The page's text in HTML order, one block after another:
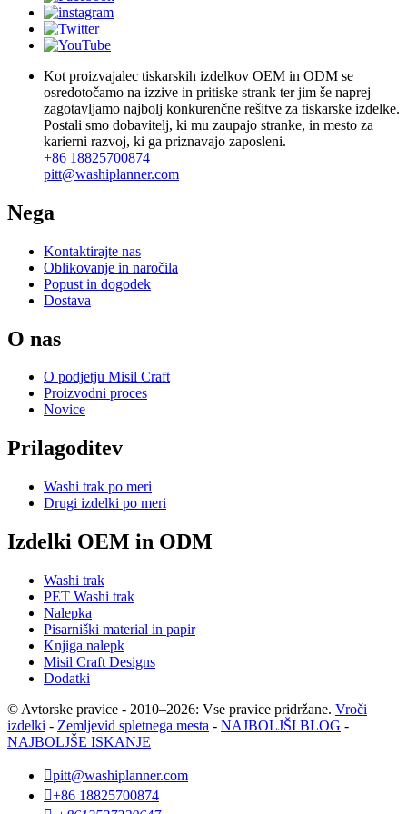
Kot proizvajalec tiskarskih izdelkov OEM in ODM se
osredotočamo na izzive in pritiske strank ter jim še naprej
zagotavljamo najbolj konkurenčne rešitve za tiskarske izdelke.
Postali smo dobavitelj, ki mu zaupajo stranke, in mesto za
karierni razvoj, ki ga priznavajo zaposleni.
+86 18825700874
pitt@washiplanner.com
Nega
Kontaktirajte nas
Oblikovanje in naročila
Popust in dogodek
Dostava
O nas
O podjetju Misil Craft
Proizvodni proces
Novice
Prilagoditev
Washi trak po meri
Drugi izdelki po meri
Izdelki OEM in ODM
Washi trak
PET Washi trak
Nalepka
Pisarniški material in papir
Knjiga nalepk
Misil Craft Designs
Dodatki
© Avtorske pravice - 2010–2026: Vse pravice pridržane. Vroči
izdelki - Zemljevid spletnega mesta - NAJBOLJŠI BLOG -
NAJBOLJŠE ISKANJE
pitt@washiplanner.com
+86 18825700874